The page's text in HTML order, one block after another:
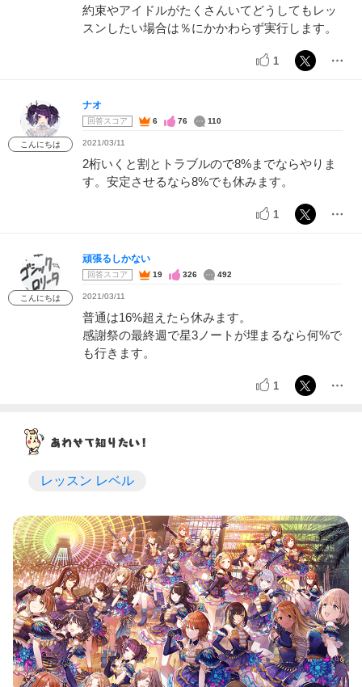
約束やアイドルがたくさんいてどうしてもレッ
スンしたい場合は％にかかわらず実行します。
1
こんにちは
ナオ
回答スコア 6 76 110
2021/03/11
2桁いくと割とトラブルので8%までならやりま
す。安定させるなら8%でも休みます。
1
こんにちは
頑張るしかない
回答スコア 19 326 492
2021/03/11
普通は16%超えたら休みます。
感謝祭の最終週で星3ノートが埋まるなら何%で
も行きます。
1
レッスン レベル